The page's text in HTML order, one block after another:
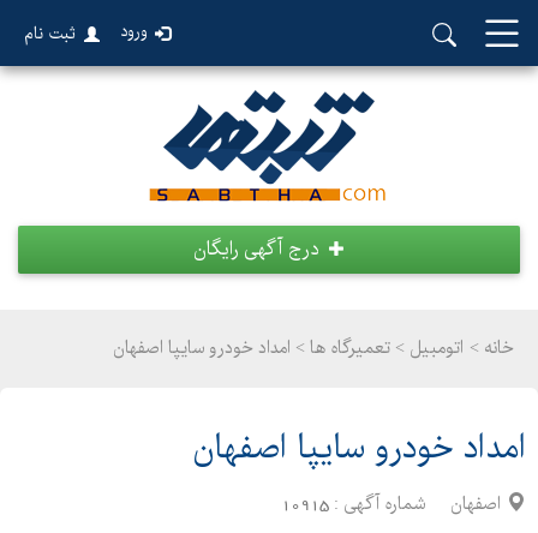
ورود ثبت نام
درج آگهی رایگان
خانه > اتومبیل > تعمیرگاه ها > امداد خودرو سایپا اصفهان
امداد خودرو سایپا اصفهان
اصفهان شماره آگهی : 10915